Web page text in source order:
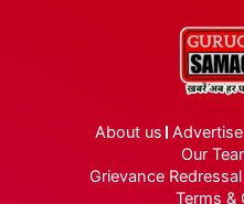
About us
Our
Grievance
Terms &